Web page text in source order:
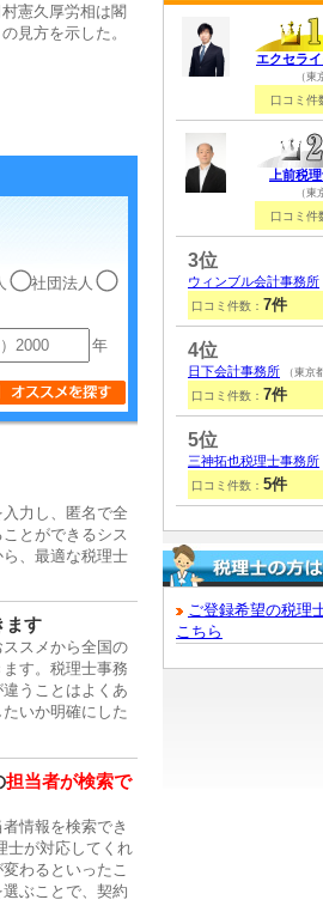
憲久厚労相は閣
見方を示した。
社団法人
年
力し、匿名で全
とができるシス
、最適な税理士
ます
スメから全国の
す。税理士事務
うことはよくあ
いか明確にした
担当者が検索で
情報を検索でき
士が対応してくれ
わるといったこ
ぶことで、契約
エクセラ
（東
口コミ件
上前税
（東
口コミ件
3位
ウィンブル会計事務所
口コミ件数： 7件
4位
日下会計事務所 （東京
口コミ件数： 7件
5位
三神拓也税理士事務所
口コミ件数： 5件
ご登録希望の税理
こちら